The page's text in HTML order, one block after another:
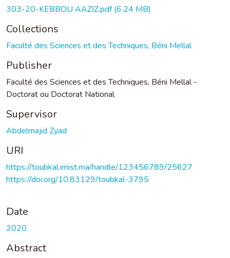
303-20-KEBBOU AAZIZ.pdf(6.24 MB)
Collections
Faculté des Sciences et des Techniques, Béni Mellal
Publisher
Faculté des Sciences et des Techniques, Béni Mellal -
Doctorat ou Doctorat National
Supervisor
Abdelmajid Zyad
URI
https://toubkal.imist.ma/handle/123456789/25627
https://doi.org/10.83129/toubkal-3795
Date
2020
Abstract